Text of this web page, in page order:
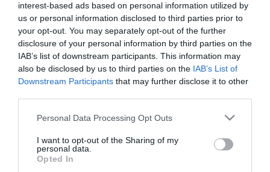
interest-based ads based on personal information utilized by
us or personal information disclosed to third parties prior to
your opt-out. You may separately opt-out of the further
disclosure of your personal information by third parties on the
IAB’s list of downstream participants. This information may
also be disclosed by us to third parties on the IAB’s List of
Downstream Participants that may further disclose it to other
Please note that this website/app uses one or more Google
not limited to your visit or usage behaviour. You may click to
grant or deny consent to Google and its third-party tags to
use your data for below specified purposes in below Google
Personal Data Processing Opt Outs
I want to opt-out of the Sharing of my
personal data.
Opted In
του Παναθηναϊκού περιελάμβανε: ζέσταμα, ασκήσεις
φυσικής κατάστασης, δίτερμα με περιορισμούς και